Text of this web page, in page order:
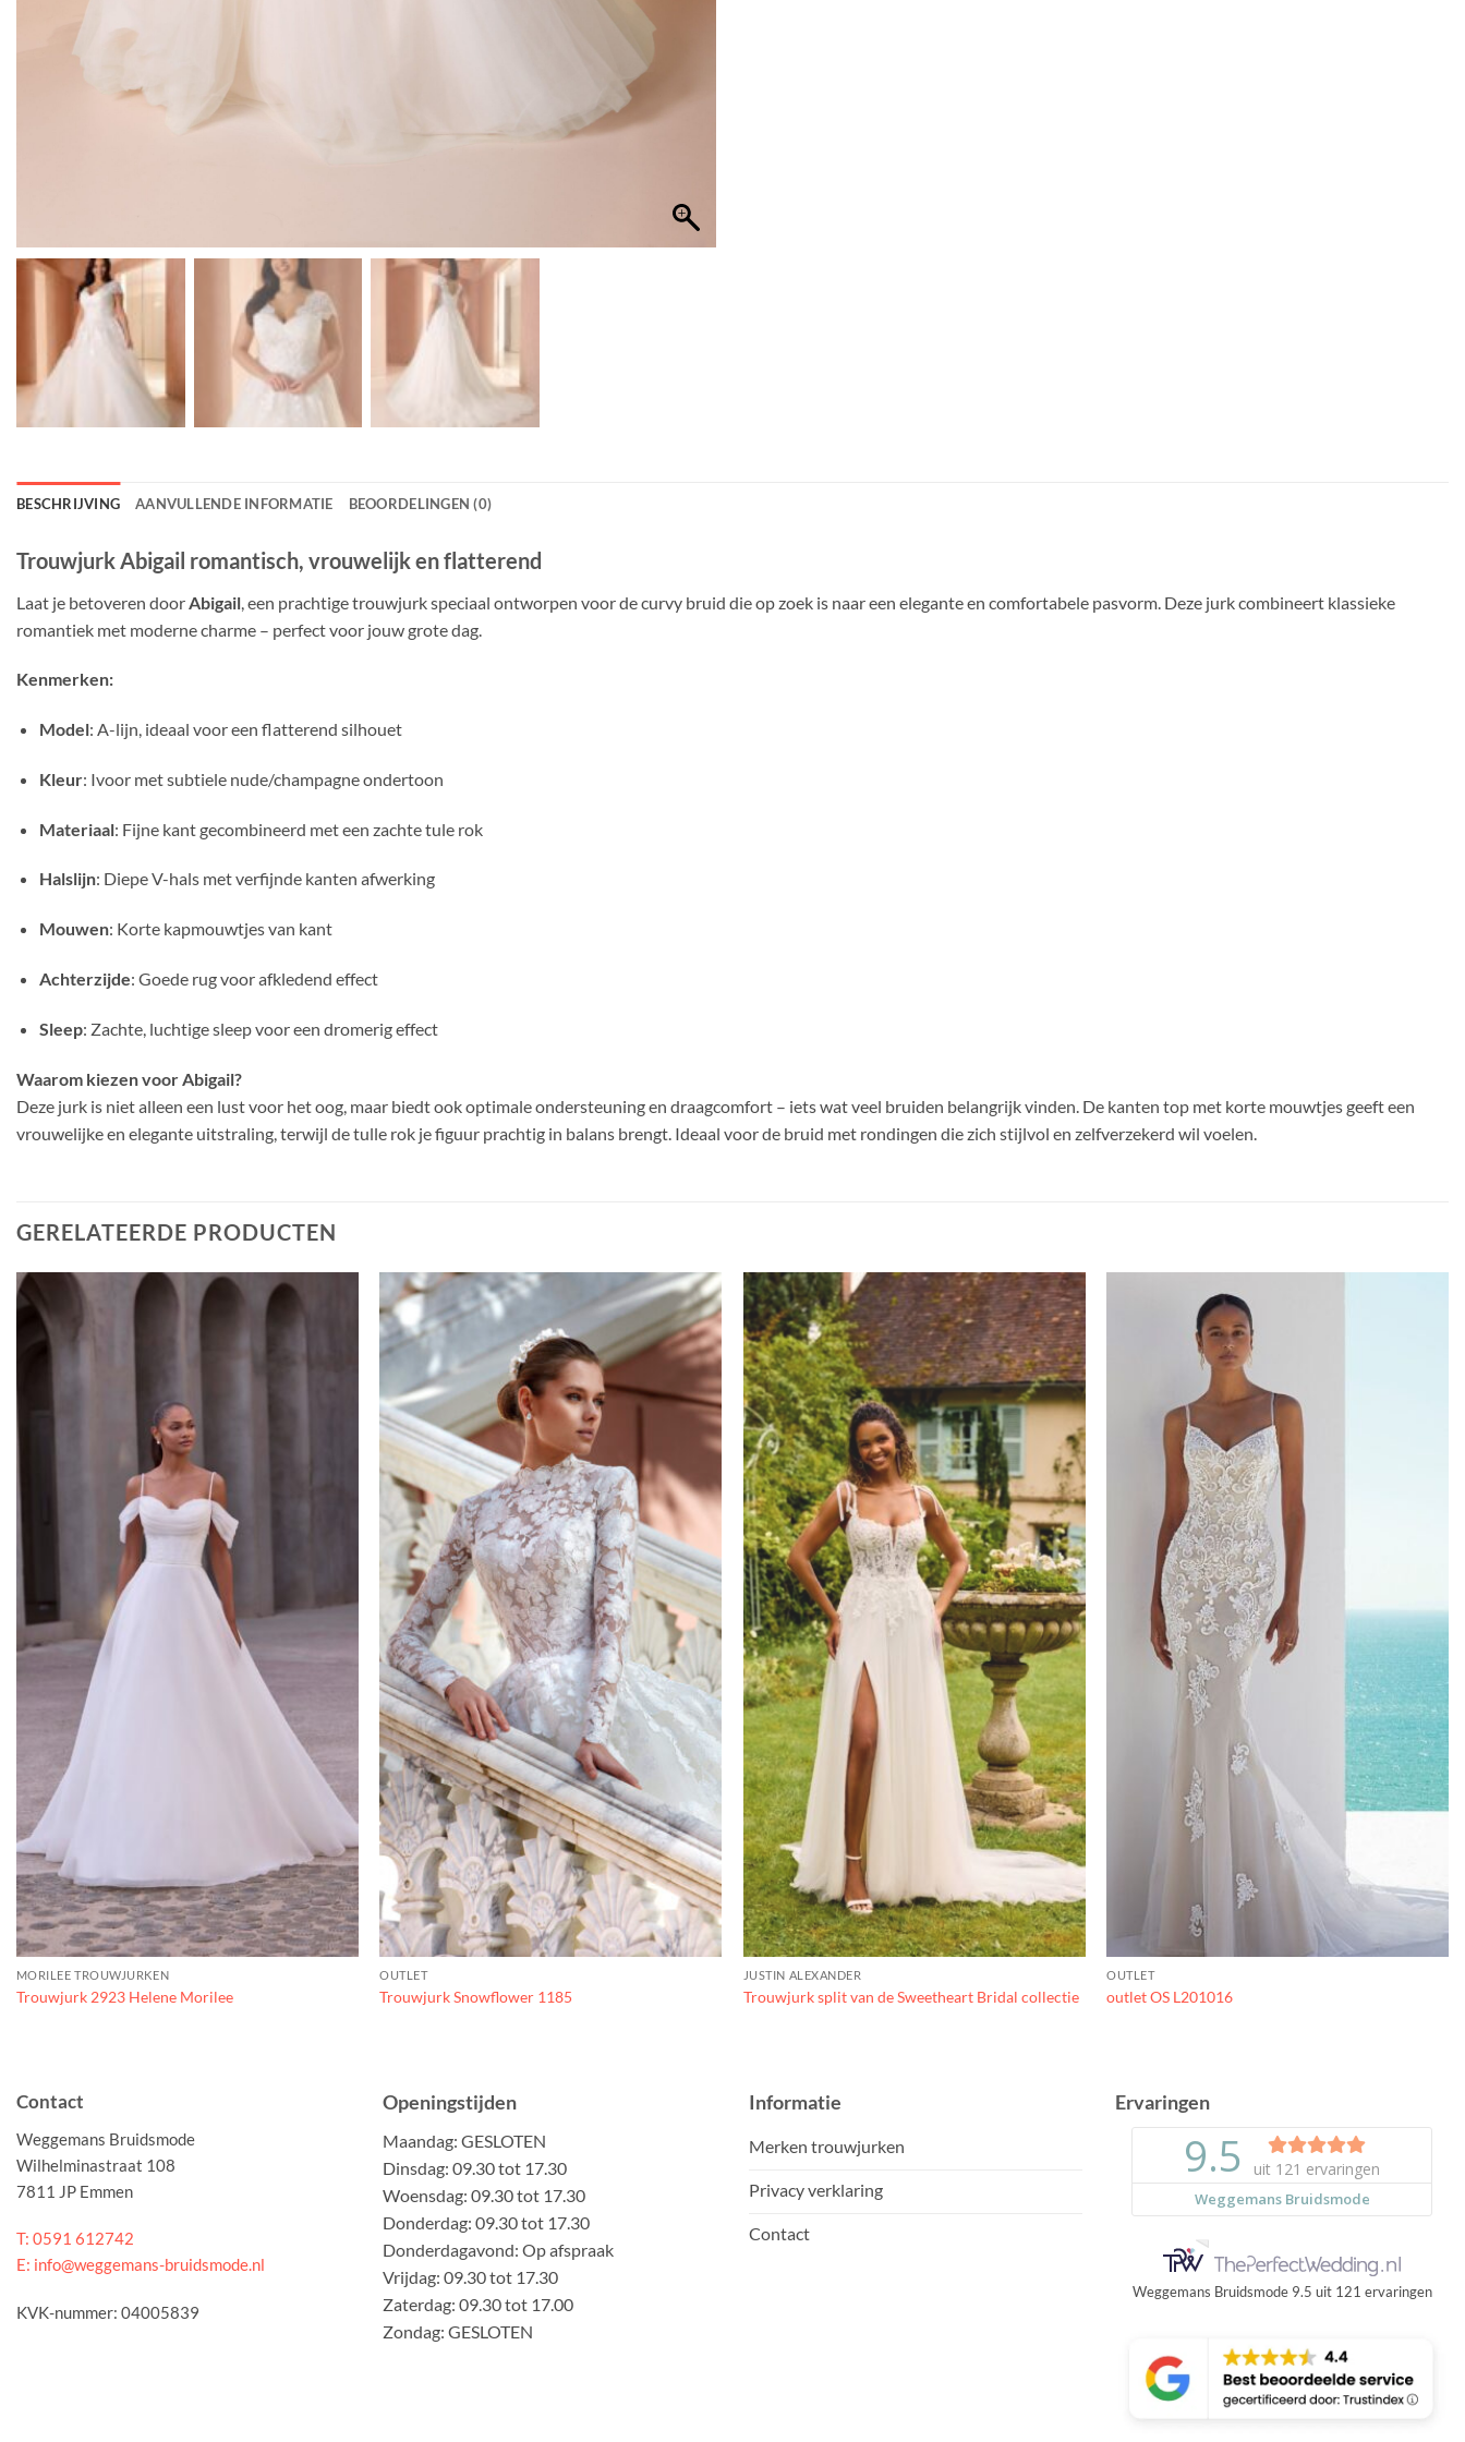
BESCHRIJVING AANVULLENDE INFORMATIE BEOORDELINGEN (0)
Trouwjurk Abigail romantisch, vrouwelijk en flatterend
Laat je betoveren door Abigail , een prachtige trouwjurk speciaal ontworpen voor de curvy bruid die op zoek is naar een elegante en comfortabele pasvorm. Deze jurk combineert klassieke
romantiek met moderne charme – perfect voor jouw grote dag.
Kenmerken:
Model: A-lijn, ideaal voor een flatterend silhouet
Kleur: Ivoor met subtiele nude/champagne ondertoon
Materiaal: Fijne kant gecombineerd met een zachte tule rok
Halslijn: Diepe V-hals met verfijnde kanten afwerking
Mouwen: Korte kapmouwtjes van kant
Achterzijde: Goede rug voor afkledend effect
Sleep: Zachte, luchtige sleep voor een dromerig effect
Waarom kiezen voor Abigail?
Deze jurk is niet alleen een lust voor het oog, maar biedt ook optimale ondersteuning en draagcomfort – iets wat veel bruiden belangrijk vinden. De kanten top met korte mouwtjes geeft een
vrouwelijke en elegante uitstraling, terwijl de tulle rok je figuur prachtig in balans brengt. Ideaal voor de bruid met rondingen die zich stijlvol en zelfverzekerd wil voelen.
GERELATEERDE PRODUCTEN
MORILEE TROUWJURKEN
Trouwjurk 2923 Helene Morilee
Toevoegen
aan
verlanglijst
OUTLET
Trouwjurk Snowflower 1185
Toevoegen
aan
verlanglijst
JUSTIN ALEXANDER
Trouwjurk split van de Sweetheart Bridal collectie
OUTLET
outlet OS L201016
Contact
Weggemans Bruidsmode
Wilhelminastraat 108
7811 JP Emmen
T: 0591 612742
E: info@weggemans-bruidsmode.nl
KVK-nummer: 04005839
Openingstijden
Maandag: GESLOTEN
Dinsdag: 09.30 tot 17.30
Woensdag: 09.30 tot 17.30
Donderdag: 09.30 tot 17.30
Donderdagavond: Op afspraak
Vrijdag: 09.30 tot 17.30
Zaterdag: 09.30 tot 17.00
Zondag: GESLOTEN
Informatie
Merken trouwjurken
Privacy verklaring
Contact
Ervaringen
Weggemans Bruidsmode 9.5 uit 121 ervaringen